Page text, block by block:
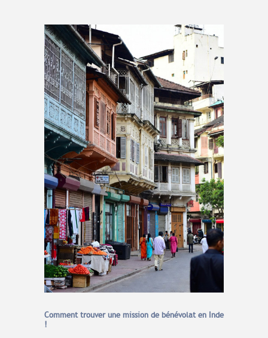
Comment trouver une mission de bénévolat en Inde
!